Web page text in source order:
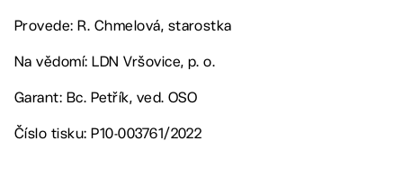
Provede: R. Chmelová, starostka
Na vědomí: LDN Vršovice, p. o.
Garant: Bc. Petřík, ved. OSO
Číslo tisku: P10-003761/2022